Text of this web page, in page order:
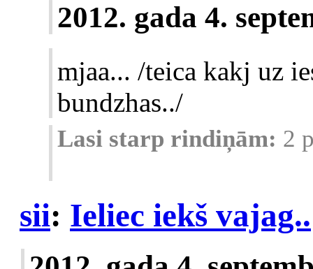
2012. gada 4.
mjaa... /teica kakj uz
bundzhas../
Lasi starp rindiņām: 2
sii: Ieliec iekš vajag..